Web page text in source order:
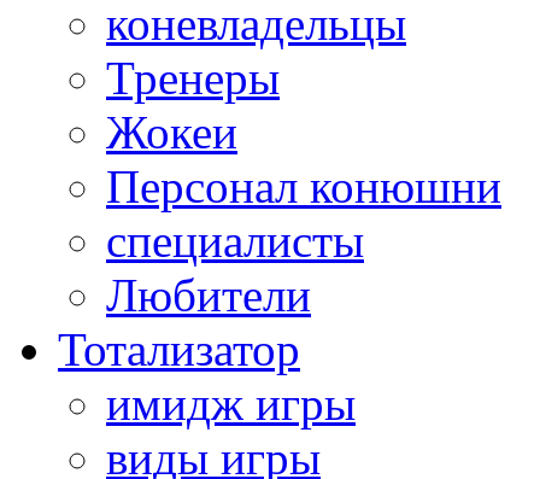
коневладельцы
Тренеры
Жокеи
Персонал конюшни
специалисты
Любители
Тотализатор
имидж игры
виды игры